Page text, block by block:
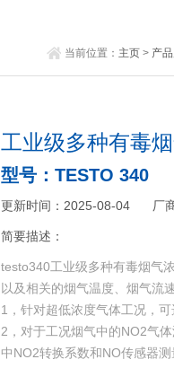
当前位置： 主页> 产
工业级多种有毒
型号：TESTO 340
更新时间：2025-08-04 厂
简要描述：
testo340工业级多种有毒烟气
以及相关的烟气温度、烟气流
1，针对超低浓度气体工况，
2，对于工况烟气中的NO2气
中NO2转换系数和NO传感器测